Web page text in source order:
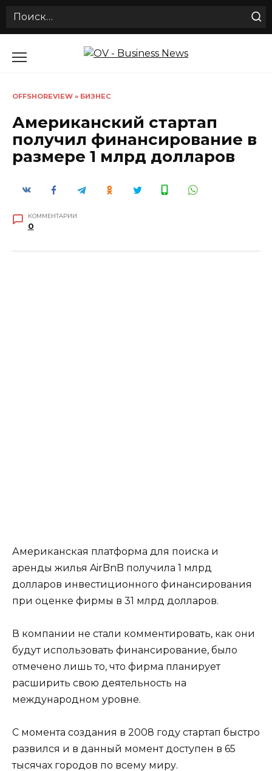
Search
OFFSHOREVIEW » БИЗНЕС
Американский стартап
получил финансирование в
размере 1 млрд долларов
КОММЕНТАРИИ
0
Американская платформа для поиска и
аренды жилья AirBnB получила 1 млрд
долларов инвестиционного финансирования
при оценке фирмы в 31 млрд долларов.
В компании не стали комментировать, как они
будут использовать финансирование, было
отмечено лишь то, что фирма планирует
расширить свою деятельность на
международном уровне.
С момента создания в 2008 году стартап быстро
развился и в данный момент доступен в 65
тысячах городов по всему миру.